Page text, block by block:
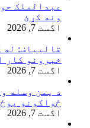
عبدالملک
ونه کړئ
اگست 7, 2026
قالیباف:
خبرونو کار
اگست 7, 2026
د یمن وسله
ځواکونو
اگست 7, 2026